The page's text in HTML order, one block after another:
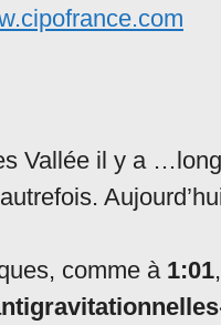
Vallée il y a
comme à 1:01